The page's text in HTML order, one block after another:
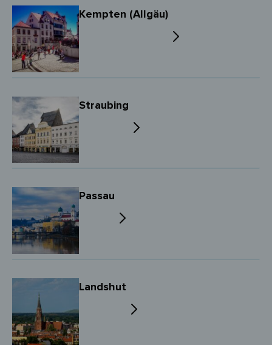
Kempten (Allgäu)
Straubing
Passau
Landshut